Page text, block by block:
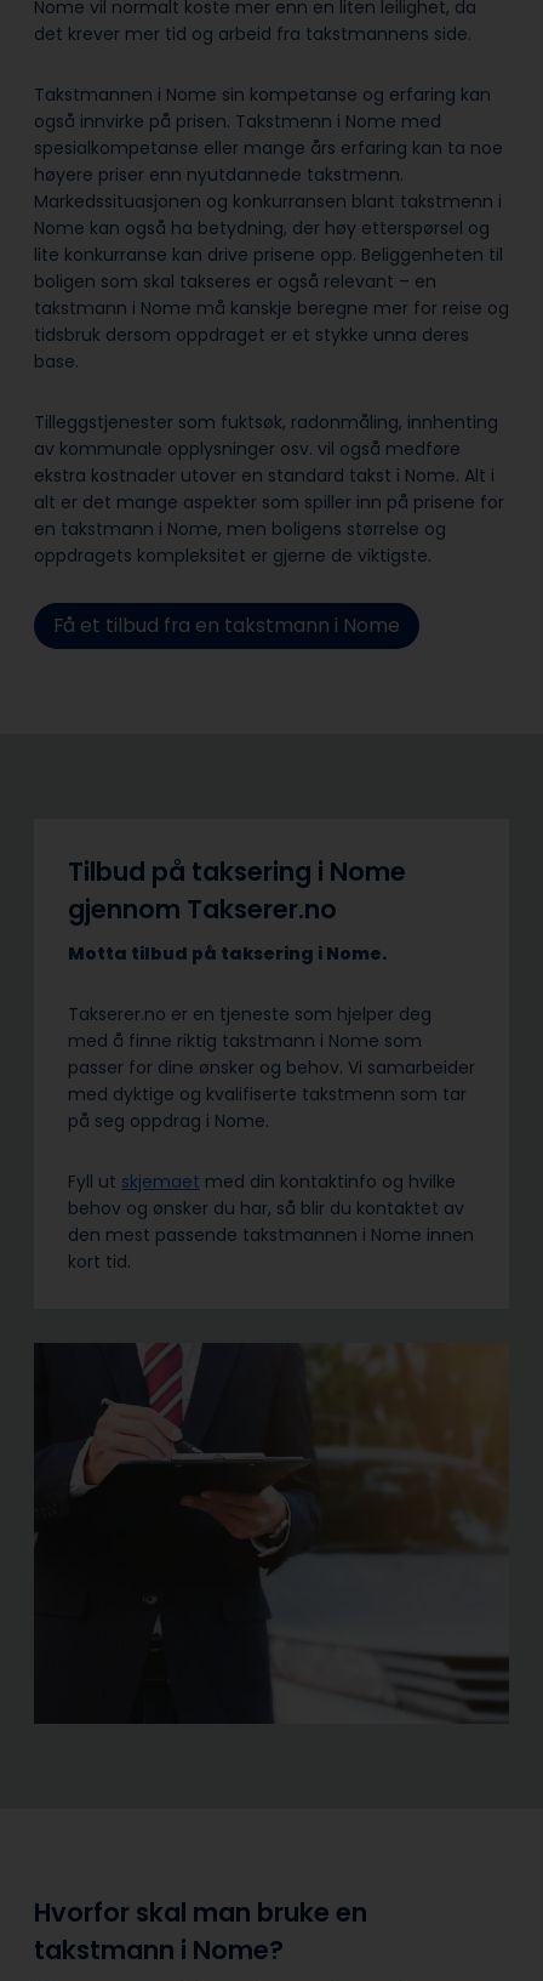
Nome vil normalt koste mer enn en liten leilighet, da
det krever mer tid og arbeid fra takstmannens side.
Takstmannen i Nome sin kompetanse og erfaring kan
også innvirke på prisen. Takstmenn i Nome med
spesialkompetanse eller mange års erfaring kan ta noe
høyere priser enn nyutdannede takstmenn.
Markedssituasjonen og konkurransen blant takstmenn i
Nome kan også ha betydning, der høy etterspørsel og
lite konkurranse kan drive prisene opp. Beliggenheten til
boligen som skal takseres er også relevant – en
takstmann i Nome må kanskje beregne mer for reise og
tidsbruk dersom oppdraget er et stykke unna deres
base.
Tilleggstjenester som fuktsøk, radonmåling, innhenting
av kommunale opplysninger osv. vil også medføre
ekstra kostnader utover en standard takst i Nome. Alt i
alt er det mange aspekter som spiller inn på prisene for
en takstmann i Nome, men boligens størrelse og
oppdragets kompleksitet er gjerne de viktigste.
Få et tilbud fra en takstmann i Nome
Tilbud på taksering i Nome
gjennom Takserer.no
Motta tilbud på taksering i Nome.
Takserer.no er en tjeneste som hjelper deg
med å finne riktig takstmann i Nome som
passer for dine ønsker og behov. Vi samarbeider
med dyktige og kvalifiserte takstmenn som tar
på seg oppdrag i Nome.
Fyll ut skjemaet med din kontaktinfo og hvilke
behov og ønsker du har, så blir du kontaktet av
den mest passende takstmannen i Nome innen
kort tid.
Hvorfor skal man bruke en
takstmann i Nome?